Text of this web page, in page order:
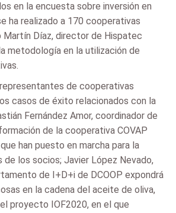
en la encuesta sobre inversión en
ha realizado a 170 cooperativas
Martín Díaz, director de Hispatec
metodología en la utilización de
de cooperativas
casos de éxito relacionados con la
Fernández Amor, coordinador de
de la cooperativa COVAP
han puesto en marcha para la
los socios; Javier López Nevado,
de I+D+i de DCOOP expondrá
en la cadena del aceite de oliva,
proyecto IOF2020, en el que